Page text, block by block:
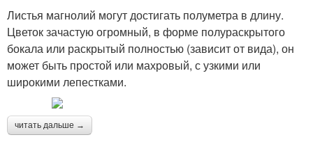
Листья магнолий могут достигать полуметра в длину.
Цветок зачастую огромный, в форме полураскрытого
бокала или раскрытый полностью (зависит от вида), он
может быть простой или махровый, с узкими или
широкими лепестками.
читать дальше →